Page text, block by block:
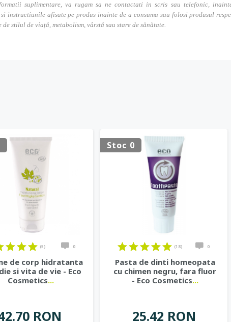
suplimentare, va rugam sa ne contactati in scris sau telefonic,
instructiunile afisate pe produs inainte de a consuma sau folosi produsul
stilul de viață, metabolism, vârstă sau stare de sănătate.
(5) 0
de corp hidratanta
si vita de vie - Eco
Cosmetics...
RON
Stoc 0
(18) 0
Pasta de dinti homeopata
cu chimen negru, fara fluor
- Eco Cosmetics...
25.42 RON